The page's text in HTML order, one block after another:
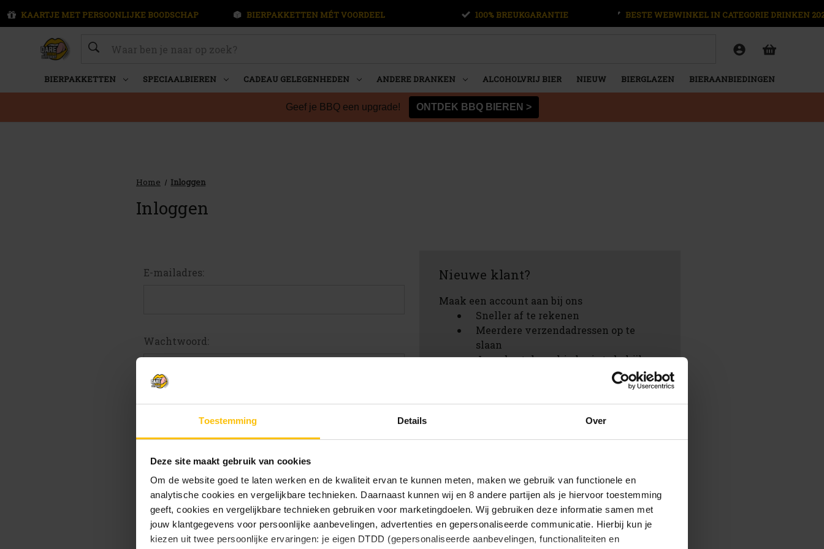
Toestemming Details Over
Deze site maakt gebruik van cookies
Om de website goed te laten werken en de kwaliteit ervan te kunnen meten, maken we gebruik van functionele en
analytische cookies en vergelijkbare technieken. Daarnaast kunnen wij en 8 andere partijen als je hiervoor toestemming
geeft, cookies en vergelijkbare technieken gebruiken voor marketingdoelen. Wij gebruiken deze informatie samen met
jouw klantgegevens voor persoonlijke aanbevelingen, advertenties en gepersonaliseerde communicatie. Hierbij kun je
kiezen uit twee persoonlijke ervaringen: je eigen DTDD (gepersonaliseerde aanbevelingen, functionaliteiten en
KAARTJE MET PERSOONLIJKE BOODSCHAP BIERPAKKETTEN MÉT VOORDEEL 100% BREUKGARANTIE BESTE WEBWINKEL IN CATEGORIE DRINKEN
Zoeken
BIERPAKKETTEN SPECIAALBIEREN CADEAU GELEGENHEDEN ANDERE DRANKEN ALCOHOLVRIJ BIER NIEUW BIERGLAZEN BIERAANBIEDINGEN
Geef je BBQ een upgrade! ONTDEK BBQ BIEREN >
Home Inloggen
Inloggen
E-mailadres:
Wachtwoord:
Nieuwe klant?
Maak een account aan bij ons
Sneller af te rekenen
Meerdere verzendadressen op te
slaan
Jouw bestelgeschiedenis te bekijken
Nieuwe bestellingen te volgen
verlanglijstje
Account aanmaken